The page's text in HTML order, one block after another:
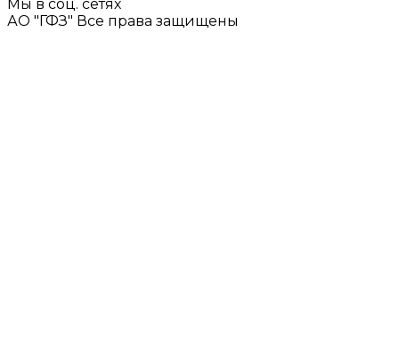
Мы в соц. сетях
АО "ГФЗ" Все права защищены